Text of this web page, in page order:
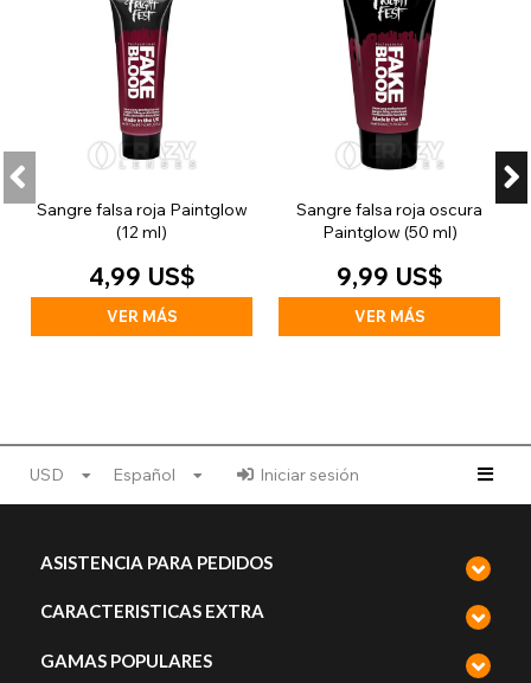
Sangre falsa roja Paintglow
(12 ml)
4,99 US$
VER MÁS
Sangre falsa roja oscura
Paintglow (50 ml)
9,99 US$
VER MÁS
USD Español Iniciar sesión
ASISTENCIA PARA PEDIDOS
CARACTERISTICAS EXTRA
GAMAS POPULARES